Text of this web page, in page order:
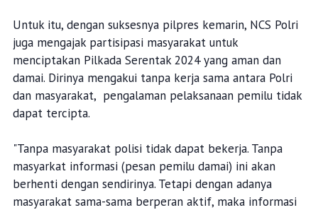
Untuk itu, dengan suksesnya pilpres kemarin, NCS Polri
juga mengajak partisipasi masyarakat untuk
menciptakan Pilkada Serentak 2024 yang aman dan
damai. Dirinya mengakui tanpa kerja sama antara Polri
dan masyarakat, pengalaman pelaksanaan pemilu tidak
dapat tercipta.
"Tanpa masyarakat polisi tidak dapat bekerja. Tanpa
masyarkat informasi (pesan pemilu damai) ini akan
berhenti dengan sendirinya. Tetapi dengan adanya
masyarakat sama-sama berperan aktif, maka informasi